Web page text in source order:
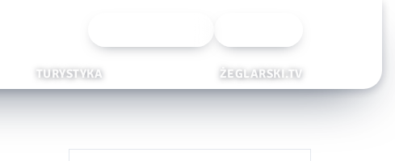
TURYSTYKA ŻEGLARSKI.TV